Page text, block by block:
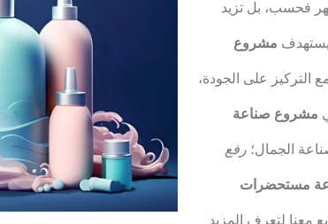
فحسب، بل تزيد
يستهدف مشروع
التركيز على الجودة،
مشروع صناعة
الجمال؛رفع
مستحضرات